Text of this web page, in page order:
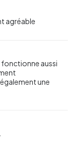
agréable
fonctionne aussi
une